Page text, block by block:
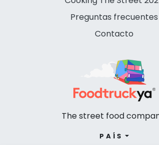
Preguntas frecuentes
Contacto
The street food
PAÍS